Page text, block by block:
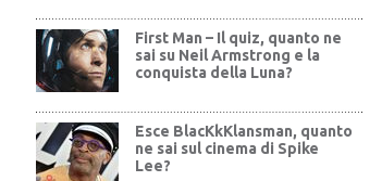
First Man – Il quiz, quanto ne
sai su Neil Armstrong e la
conquista della Luna?
Esce BlacKkKlansman, quanto
ne sai sul cinema di Spike
Lee?